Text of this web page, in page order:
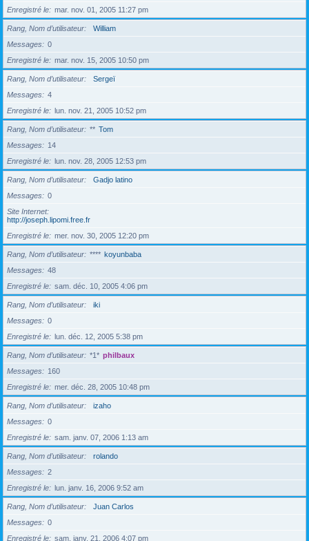
Enregistré le
mar. nov. 01, 2005 11:27 pm
Rang, Nom d’utilisateur
William
Messages
0
Enregistré le
mar. nov. 15, 2005 10:50 pm
Rang, Nom d’utilisateur
Sergeï
Messages
4
Enregistré le
lun. nov. 21, 2005 10:52 pm
Rang, Nom d’utilisateur ** Tom
Messages
14
Enregistré le
lun. nov. 28, 2005 12:53 pm
Rang, Nom d’utilisateur
Gadjo latino
Messages
0
Site Internet
http://joseph.lipomi.free.fr
Enregistré le
mer. nov. 30, 2005 12:20 pm
Rang, Nom d’utilisateur **** koyunbaba
Messages
48
Enregistré le
sam. déc. 10, 2005 4:06 pm
Rang, Nom d’utilisateur
iki
Messages
0
Enregistré le
lun. déc. 12, 2005 5:38 pm
Rang, Nom d’utilisateur *1* philbaux
Messages
160
Enregistré le
mer. déc. 28, 2005 10:48 pm
Rang, Nom d’utilisateur
izaho
Messages
0
Enregistré le
sam. janv. 07, 2006 1:13 am
Rang, Nom d’utilisateur
rolando
Messages
2
Enregistré le
lun. janv. 16, 2006 9:52 am
Rang, Nom d’utilisateur
Juan Carlos
Messages
0
Enregistré le
sam. janv. 21, 2006 4:07 pm